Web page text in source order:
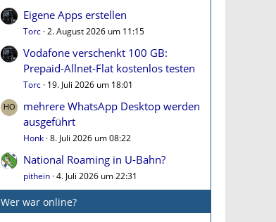
Eigene Apps erstellen
Torc 2. August 2026 um 11:15
Vodafone verschenkt 100 GB:
Prepaid-Allnet-Flat kostenlos testen
Torc 19. Juli 2026 um 18:01
mehrere WhatsApp Desktop werden
ausgeführt
Honk 8. Juli 2026 um 08:22
National Roaming in U-Bahn?
pithein 4. Juli 2026 um 22:31
Wer war online?